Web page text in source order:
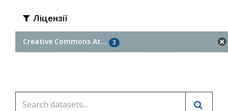
Ліцензії
Creative Commons At... 3